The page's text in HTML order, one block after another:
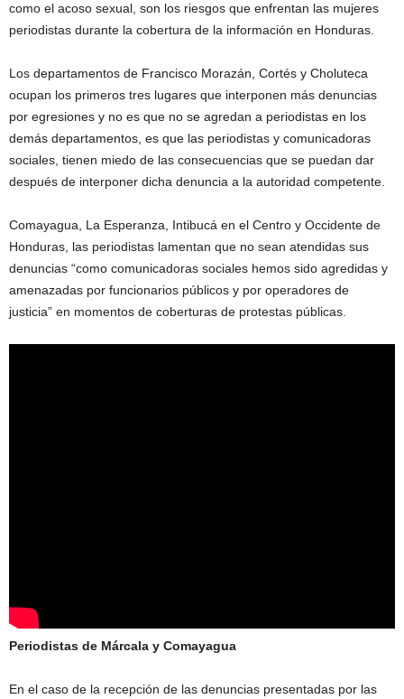
como el acoso sexual, son los riesgos que enfrentan las mujeres
periodistas durante la cobertura de la información en Honduras.
Los departamentos de Francisco Morazán, Cortés y Choluteca
ocupan los primeros tres lugares que interponen más denuncias
por egresiones y no es que no se agredan a periodistas en los
demás departamentos, es que las periodistas y comunicadoras
sociales, tienen miedo de las consecuencias que se puedan dar
después de interponer dicha denuncia a la autoridad competente.
Comayagua, La Esperanza, Intibucá en el Centro y Occidente de
Honduras, las periodistas lamentan que no sean atendidas sus
denuncias “como comunicadoras sociales hemos sido agredidas y
amenazadas por funcionarios públicos y por operadores de
justicia” en momentos de coberturas de protestas públicas.
Periodistas de Márcala y Comayagua
En el caso de la recepción de las denuncias presentadas por las